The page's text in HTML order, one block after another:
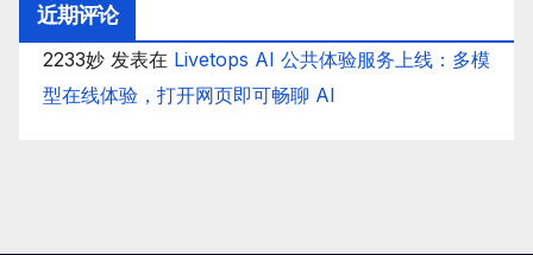
近期评论
2233妙 发表在 Livetops AI 公共体验服务上线：多模
型在线体验，打开网页即可畅聊 AI